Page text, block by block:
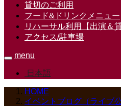
貸切のご利用
フード&ドリンクメニュー
リハーサル利用【出演＆
アクセス/駐車場
menu
日本語
HOME
イベントブログ（ライブ